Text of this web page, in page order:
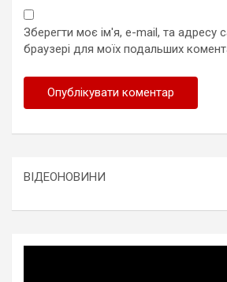
Зберегти моє ім'я, e-mail, та адресу
браузері для моїх подальших
ВІДЕОНОВИНИ